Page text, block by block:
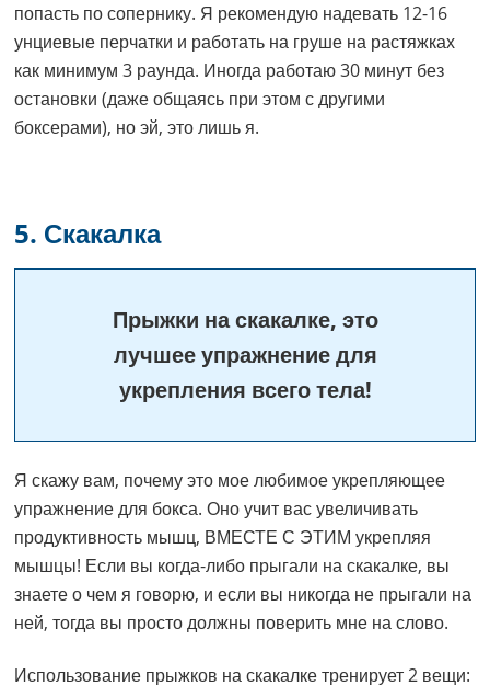
попасть по сопернику. Я рекомендую надевать 12-16
унциевые перчатки и работать на груше на растяжках
как минимум 3 раунда. Иногда работаю 30 минут без
остановки (даже общаясь при этом с другими
боксерами), но эй, это лишь я.
5. Скакалка
Прыжки на скакалке, это
лучшее упражнение для
укрепления всего тела!
Я скажу вам, почему это мое любимое укрепляющее
упражнение для бокса. Оно учит вас увеличивать
продуктивность мышц, ВМЕСТЕ С ЭТИМ укрепляя
мышцы! Если вы когда-либо прыгали на скакалке, вы
знаете о чем я говорю, и если вы никогда не прыгали на
ней, тогда вы просто должны поверить мне на слово.
Использование прыжков на скакалке тренирует 2 вещи: